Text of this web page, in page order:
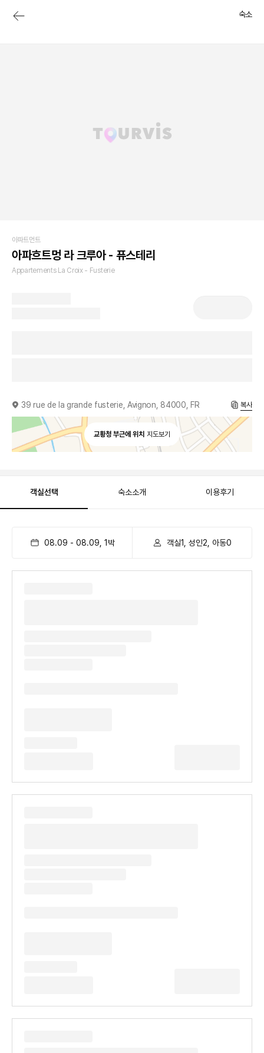
숙소
아파트먼트
아파흐트멍 라 크루아 - 퓨스테리
Appartements La Croix - Fusterie
39 rue de la grande fusterie, Avignon, 84000, FR 복사
교황청 부근에 위치 지도보기
객실선택 숙소소개 이용후기
08.09 - 08.09 1 박 객실1, 성인2, 아동0